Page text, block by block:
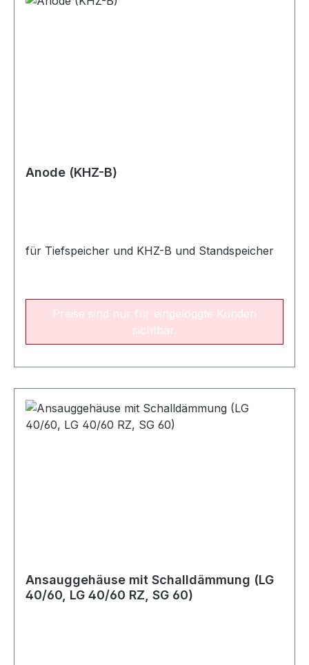
Anode (KHZ-B)
für Tiefspeicher und KHZ-B und Standspeicher
Preise sind nur für eingeloggte Kunden
sichtbar.
Ansauggehäuse mit Schalldämmung (LG
40/60, LG 40/60 RZ, SG 60)